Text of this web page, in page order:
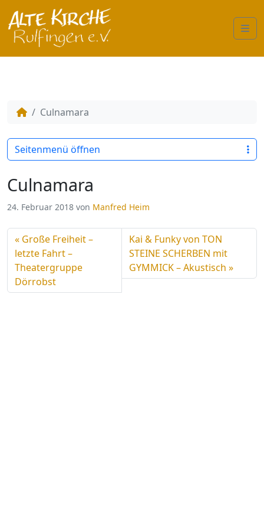
Culnamara
Culnamara
24. Februar 2018 von Manfred Heim
Große Freiheit –
letzte Fahrt –
Theatergruppe
Dörrobst
Kai & Funky von TON
STEINE SCHERBEN mit
GYMMICK – Akustisch
Seitenmenü öffnen